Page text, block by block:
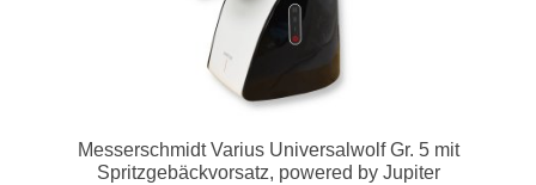
Messerschmidt Varius Universalwolf Gr. 5 mit
Spritzgebäckvorsatz, powered by Jupiter